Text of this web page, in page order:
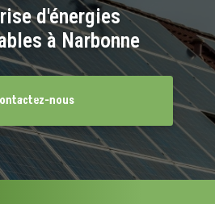
d'énergies
à Narbonne
nous